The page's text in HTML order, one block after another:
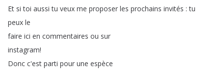
Et si toi aussi tu veux me proposer les prochains invités :tu
peux le
faire ici en commentaires ou sur
instagram!
Donc c'est parti pour une espèce